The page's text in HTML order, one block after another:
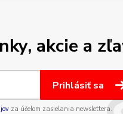
akcie a
Prihlásiť sa
za účelom zasielania newslettera.